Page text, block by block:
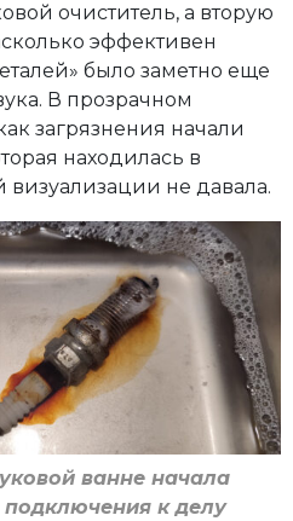
очиститель, а вторую
эффективен
было заметно еще
В прозрачном
загрязнения начали
находилась в
визуализации не давала.
ванне начала
к делу